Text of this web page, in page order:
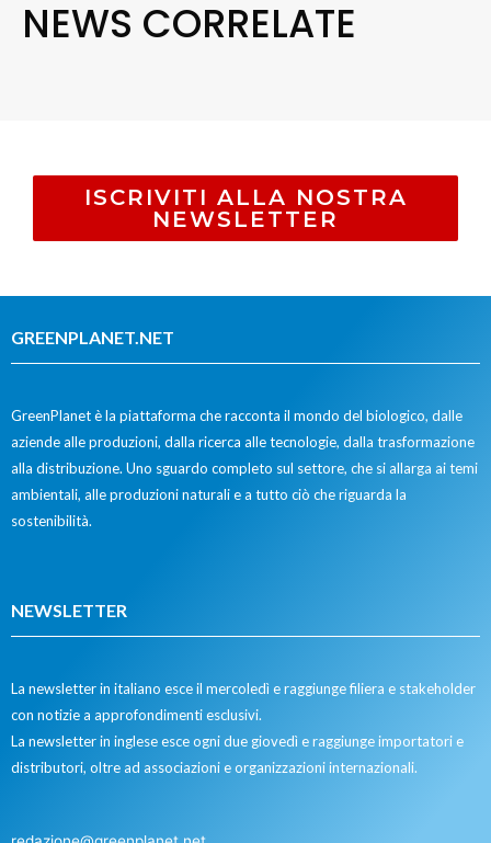
NEWS CORRELATE
ISCRIVITI ALLA NOSTRA
NEWSLETTER
GREENPLANET.NET
GreenPlanet è la piattaforma che racconta il mondo del biologico, dalle
aziende alle produzioni, dalla ricerca alle tecnologie, dalla trasformazione
alla distribuzione. Uno sguardo completo sul settore, che si allarga ai temi
ambientali, alle produzioni naturali e a tutto ciò che riguarda la
sostenibilità.
NEWSLETTER
La newsletter in italiano esce il mercoledì e raggiunge filiera e stakeholder
con notizie a approfondimenti esclusivi.
La newsletter in inglese esce ogni due giovedì e raggiunge importatori e
distributori, oltre ad associazioni e organizzazioni internazionali.